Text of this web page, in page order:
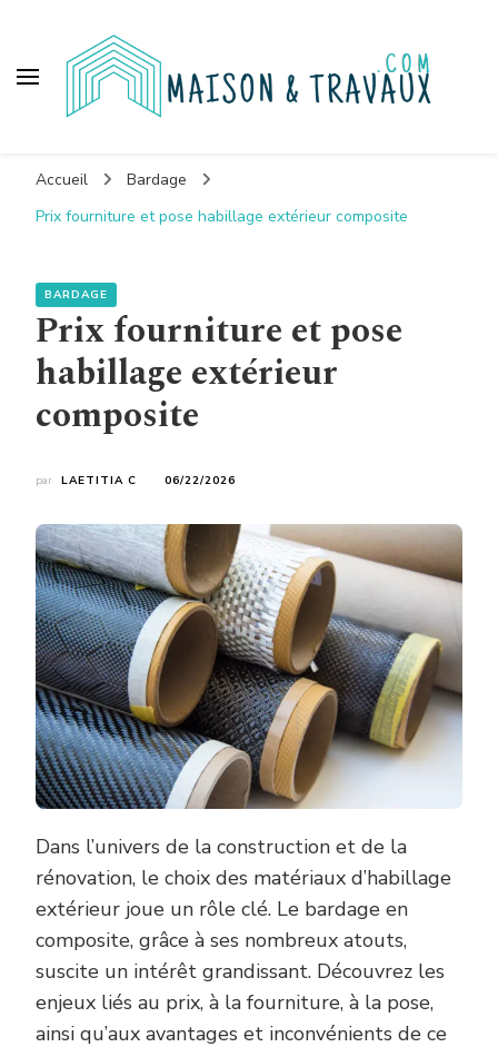
Accueil
Bardage
Prix fourniture et pose habillage extérieur composite
BARDAGE
Prix fourniture et pose
habillage extérieur
composite
par LAETITIA C 06/22/2026
Dans l’univers de la construction et de la
rénovation, le choix des matériaux d’habillage
extérieur joue un rôle clé. Le bardage en
composite, grâce à ses nombreux atouts,
suscite un intérêt grandissant. Découvrez les
enjeux liés au prix, à la fourniture, à la pose,
ainsi qu’aux avantages et inconvénients de ce